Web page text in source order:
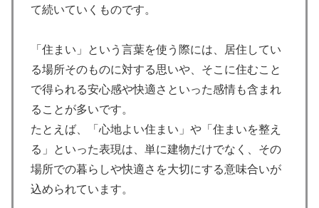
て続いていくものです。
「住まい」という言葉を使う際には、居住してい
る場所そのものに対する思いや、そこに住むこと
で得られる安心感や快適さといった感情も含まれ
ることが多いです。
たとえば、「心地よい住まい」や「住まいを整え
る」といった表現は、単に建物だけでなく、その
場所での暮らしや快適さを大切にする意味合いが
込められています。